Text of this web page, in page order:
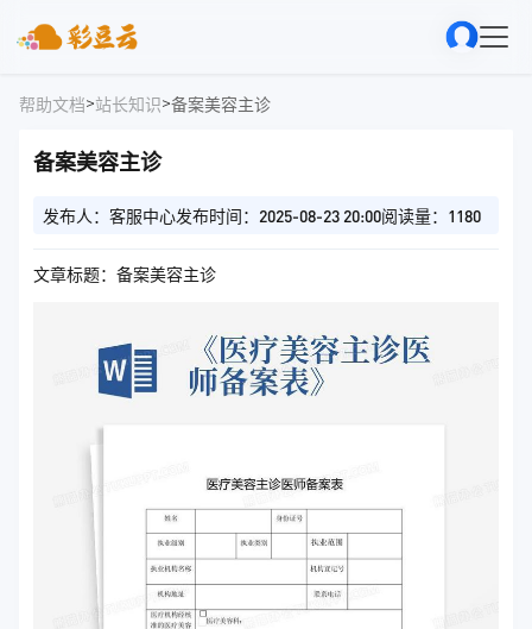
帮助文档>站长知识>备案美容主诊
备案美容主诊
发布人：客服中心发布时间：2025-08-23 20:00阅读量：1180
文章标题：备案美容主诊